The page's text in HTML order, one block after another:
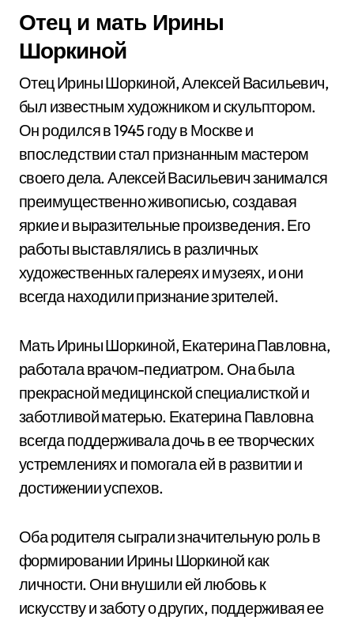
Отец и мать Ирины
Шоркиной
Отец Ирины Шоркиной, Алексей Васильевич,
был известным художником и скульптором.
Он родился в 1945 году в Москве и
впоследствии стал признанным мастером
своего дела. Алексей Васильевич занимался
преимущественно живописью, создавая
яркие и выразительные произведения. Его
работы выставлялись в различных
художественных галереях и музеях, и они
всегда находили признание зрителей.
Мать Ирины Шоркиной, Екатерина Павловна,
работала врачом-педиатром. Она была
прекрасной медицинской специалисткой и
заботливой матерью. Екатерина Павловна
всегда поддерживала дочь в ее творческих
устремлениях и помогала ей в развитии и
достижении успехов.
Оба родителя сыграли значительную роль в
формировании Ирины Шоркиной как
личности. Они внушили ей любовь к
искусству и заботу о других, поддерживая ее